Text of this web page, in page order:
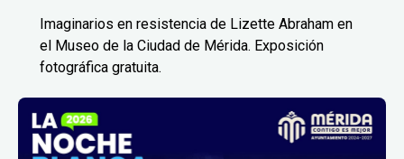
Imaginarios en resistencia de Lizette Abraham en
el Museo de la Ciudad de Mérida. Exposición
fotográfica gratuita.